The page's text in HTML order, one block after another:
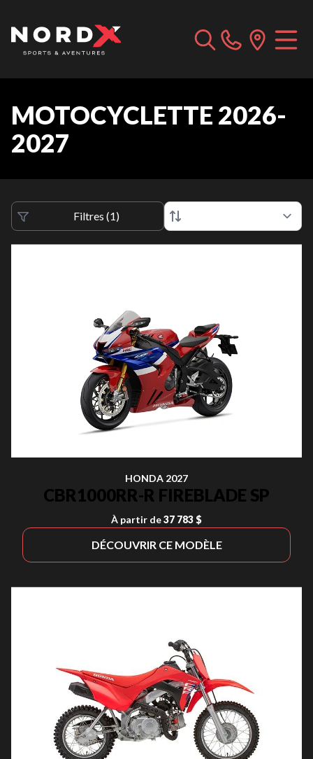
MOTOCYCLETTE 2026-
2027
Filtres (1)
HONDA 2027
CBR1000RR-R FIREBLADE SP
À partir de37 783 $
DÉCOUVRIR CE MODÈLE